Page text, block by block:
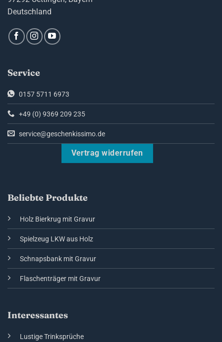
Deutschland
Service
0157 5711 6973
+49 (0) 9369 209 235
service@geschenkissimo.de
Vertrag widerrufen
Beliebte Produkte
Holz Bierkrug mit Gravur
Spielzeug LKW aus Holz
Schnapsbank mit Gravur
Flaschenträger mit Gravur
Interessantes
Lustige Trinksprüche